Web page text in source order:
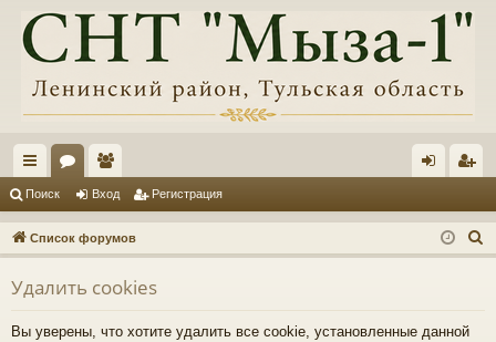
с
ы
лк
и
ум
ы
ол
ьз
ов
ат
ел
д ис
тр
ия
Поиск Вход Регистрация
Список форумов
о
Удалить cookies
Вы уверены, что хотите удалить все cookie, установленные данной